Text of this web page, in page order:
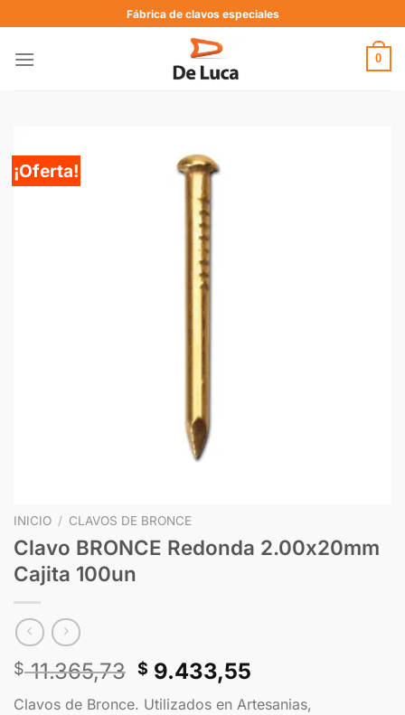
Fábrica de clavos especiales
0
¡Oferta!
INICIO / CLAVOS DE BRONCE
Clavo BRONCE Redonda 2.00x20mm
Cajita 100un
$11.365,73 $ 9.433,55
Clavos de Bronce. Utilizados en Artesanias,